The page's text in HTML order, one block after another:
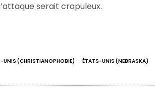
serait crapuleux.
UNIS (CHRISTIANOPHOBIE) ÉTATS-UNIS (NEBRASKA)